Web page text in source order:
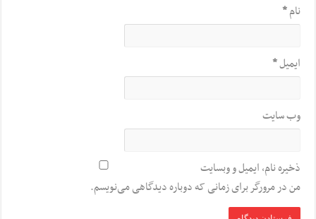
نام*
ایمیل*
وب‌ سایت
ذخیره نام، ایمیل و وبسایت
من در مرورگر برای زمانی که دوباره دیدگاهی می‌نویسم.